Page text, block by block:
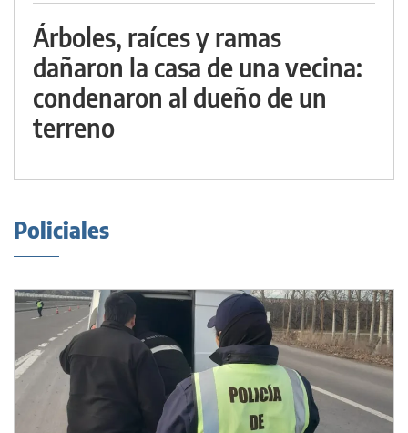
Árboles, raíces y ramas
dañaron la casa de una vecina:
condenaron al dueño de un
terreno
Policiales